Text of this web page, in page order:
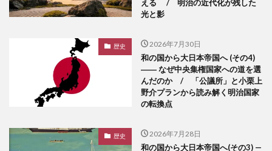
える / 明治の近代化が残した
光と影
歴史 2026年7月30日
和の国から大日本帝国へ (その4)
―― なぜ中央集権国家への道を選
んだのか / 「公議所」と小栗上
野介プランから読み解く明治国家
の転換点
歴史 2026年7月28日
和の国から大日本帝国へ(その3) —